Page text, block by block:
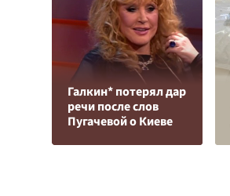
Галкин* потерял дар
речи после слов
Пугачевой о Киеве